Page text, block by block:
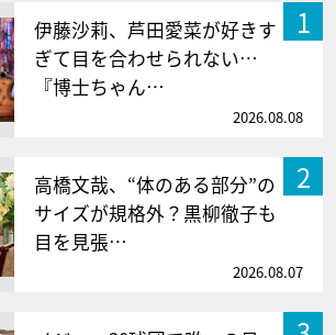
1
伊藤沙莉、芦田愛菜が好きす
ぎて目を合わせられない…
『博士ちゃん…
2026.08.08
2
高橋文哉、“体のある部分”の
サイズが規格外？黒柳徹子も
目を見張…
2026.08.07